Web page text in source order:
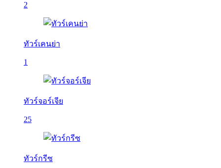
2
ทัวร์เคนย่า
1
ทัวร์จอร์เจีย
25
ทัวร์กรีซ